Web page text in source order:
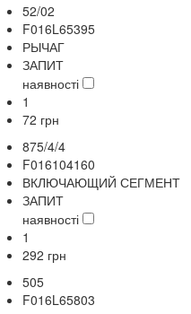
52/02
F016L65395
РЫЧАГ
ЗАПИТ
наявності
1
72 грн
875/4/4
F016104160
ВКЛЮЧАЮЩИЙ СЕГМЕНТ
ЗАПИТ
наявності
1
292 грн
505
F016L65803